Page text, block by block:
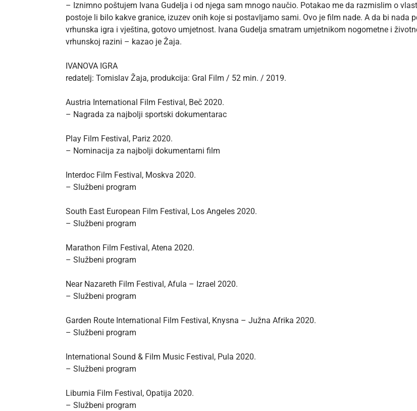
– Iznimno poštujem Ivana Gudelja i od njega sam mnogo naučio. Potakao me da razmislim o
postoje li bilo kakve granice, izuzev onih koje si postavljamo sami. Ovo je film nade. A da bi nada
vrhunska igra i vještina, gotovo umjetnost. Ivana Gudelja smatram umjetnikom nogometne i
vrhunskoj razini – kazao je Žaja.
IVANOVA IGRA
redatelj: Tomislav Žaja, produkcija: Gral Film / 52 min. / 2019.
Austria International Film Festival, Beč 2020.
– Nagrada za najbolji sportski dokumentarac
Play Film Festival, Pariz 2020.
– Nominacija za najbolji dokumentarni film
Interdoc Film Festival, Moskva 2020.
– Službeni program
South East European Film Festival, Los Angeles 2020.
– Službeni program
Marathon Film Festival, Atena 2020.
– Službeni program
Near Nazareth Film Festival, Afula – Izrael 2020.
– Službeni program
Garden Route International Film Festival, Knysna – Južna Afrika 2020.
– Službeni program
International Sound & Film Music Festival, Pula 2020.
– Službeni program
Liburnia Film Festival, Opatija 2020.
– Službeni program